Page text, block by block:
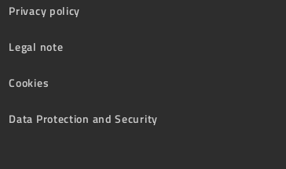
Privacy policy
Legal note
Cookies
Data Protection and Security